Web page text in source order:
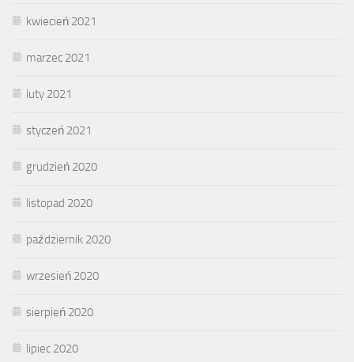
kwiecień 2021
marzec 2021
luty 2021
styczeń 2021
grudzień 2020
listopad 2020
październik 2020
wrzesień 2020
sierpień 2020
lipiec 2020